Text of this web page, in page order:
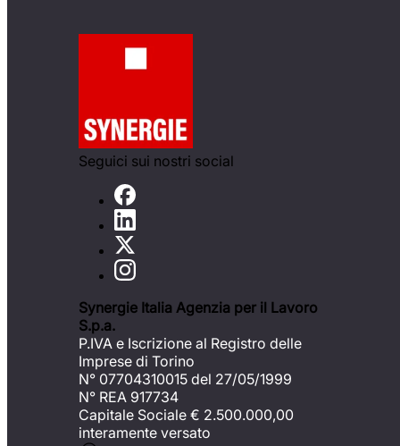
Seguici sui nostri social
Synergie Italia Agenzia per il Lavoro
S.p.a.
P.IVA e Iscrizione al Registro delle
Imprese di Torino
N° 07704310015 del 27/05/1999
N° REA 917734
Capitale Sociale € 2.500.000,00
interamente versato